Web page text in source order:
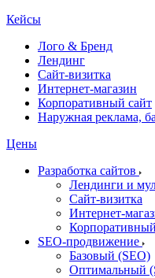
Кейсы
Лого & Бренд
Лендинг
Сайт-визитка
Интернет-магазин
Корпоративный сайт
Наружная реклама,
Цены
Разработка сайтов
Лендинги и
Сайт-визитка
Интернет-
SEO-продвижение
Базовый (SEO)
Оптимальный